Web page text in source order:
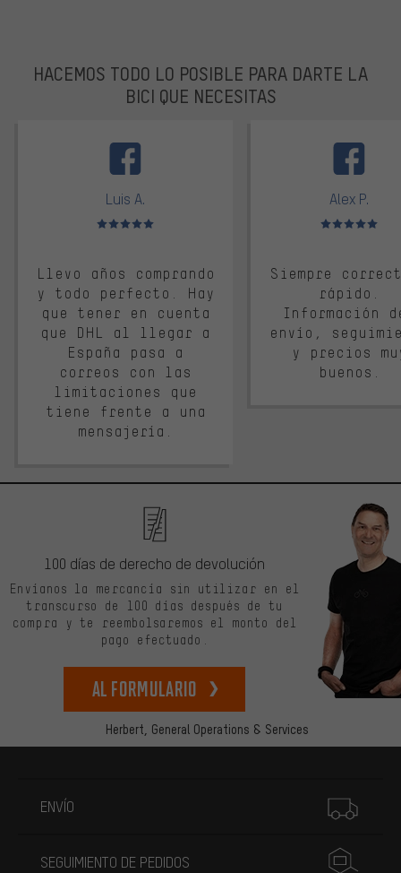
HACEMOS TODO LO POSIBLE PARA DARTE LA
BICI QUE NECESITAS
Luis A.
Valoración media: 5 de 5
Llevo años comprando
y todo perfecto. Hay
que tener en cuenta
que DHL al llegar a
España pasa a
correos con las
limitaciones que
tiene frente a una
mensajería.
Alex P.
Valoración
Siempre
rápido.
Información
envío,
y precios
buenos.
Herbert, General Operations & Services
100 días de derecho de devolución
Envíanos la mercancía sin utilizar en el
transcurso de 100 días después de tu
compra y te reembolsaremos el monto del
pago efectuado.
Al formulario
ENVÍO
SEGUIMIENTO DE PEDIDOS